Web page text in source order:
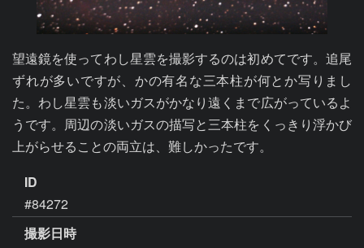
望遠鏡を使ってわし星雲を撮影するのは初めてです。追尾
ずれが多いですが、かの有名な三本柱が何とか写りまし
た。わし星雲も淡いガスがかなり遠くまで広がっているよ
うです。周辺の淡いガスの描写と三本柱をくっきり浮かび
上がらせることの両立は、難しかったです。
ID
#84272
撮影日時